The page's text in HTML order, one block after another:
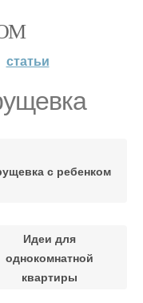
статьи
с ребенком
Идеи для
однокомнатной
квартиры